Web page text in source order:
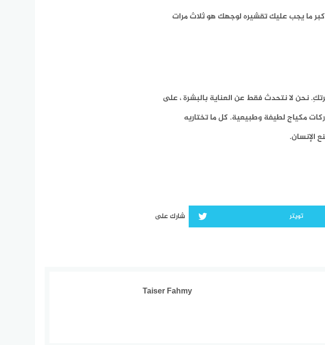
ما يجب عليك تقشيره لوجهك هو ثلاث مرات
نحن لا نتحدث فقط عن العناية بالبشرة ، على
مكياج لطيفة وطبيعية. كل ما تختاريه
الإنسان.
شارك على تويتر
Taiser Fahmy